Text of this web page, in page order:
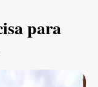
para